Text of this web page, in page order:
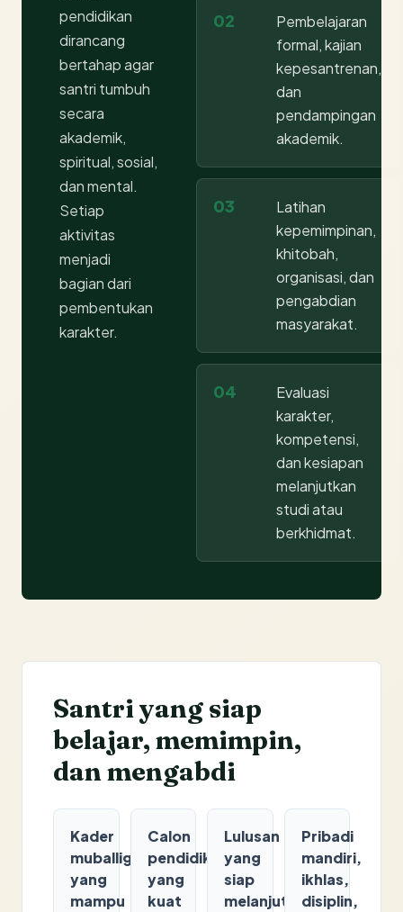
pendidikan
dirancang
bertahap agar
santri tumbuh
secara
akademik,
spiritual, sosial,
dan mental.
Setiap
aktivitas
menjadi
bagian dari
pembentukan
karakter.
02
Pembelajaran
formal, kajian
kepesantrenan,
dan
pendampingan
akademik.
03
Latihan
kepemimpinan,
khitobah,
organisasi, dan
pengabdian
masyarakat.
04
Evaluasi
karakter,
kompetensi,
dan kesiapan
melanjutkan
studi atau
berkhidmat.
Santri yang siap
belajar, memimpin,
dan mengabdi
Kader
muballigh
yang
mampu
Calon
pendidik
yang
kuat
Lulusan
yang
siap
melanjutkan
Pribadi
mandiri,
ikhlas,
disiplin,